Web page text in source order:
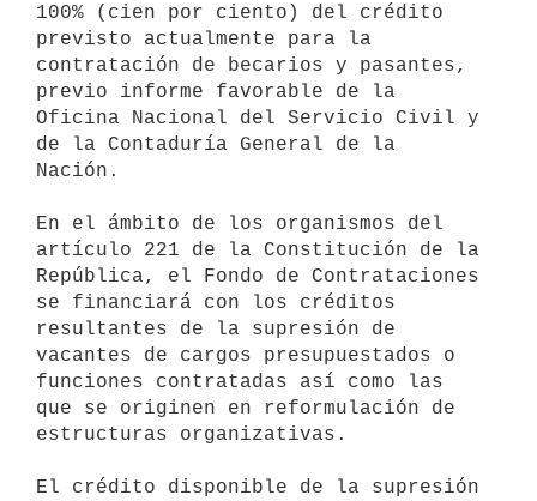
100% (cien por ciento) del crédito
previsto actualmente para la
contratación de becarios y pasantes,
previo informe favorable de la
Oficina Nacional del Servicio Civil y
de la Contaduría General de la
Nación.
En el ámbito de los organismos del
artículo 221 de la Constitución de la
República, el Fondo de Contrataciones
se financiará con los créditos
resultantes de la supresión de
vacantes de cargos presupuestados o
funciones contratadas así como las
que se originen en reformulación de
estructuras organizativas.
El crédito disponible de la supresión